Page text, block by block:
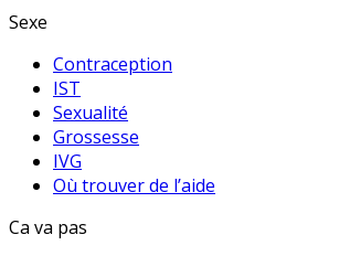
Sexe
Contraception
IST
Sexualité
Grossesse
IVG
Où trouver de l’aide
Ca va pas